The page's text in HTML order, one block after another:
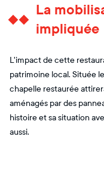
La
impliquée
L'impact de cette
patrimoine local. Située
chapelle restaurée
aménagés par des
histoire et sa situation
aussi.